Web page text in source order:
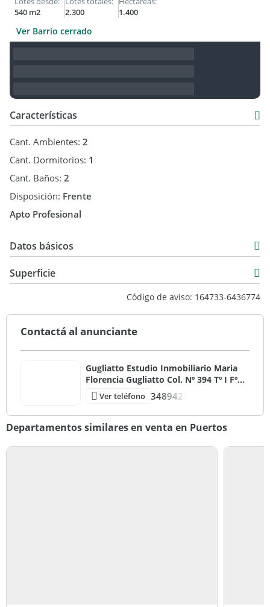
540 m2
2.300
1.400
Ver Barrio cerrado
Características
Cant. Ambientes: 2
Cant. Dormitorios: 1
Cant. Baños: 2
Disposición: Frente
Apto Profesional
Datos básicos
Venta
Superficie
55 m2
Código de aviso: 164733-6436774
Contactá al anunciante
Gugliatto Estudio Inmobiliario Maria
Florencia Gugliatto Col. Nº 394 Tº I Fº
132 CMZC / Mat. 3839 Tº I Fº 144
CUCICBA
Ver teléfono 3489423
Departamentos similares en venta en Puertos